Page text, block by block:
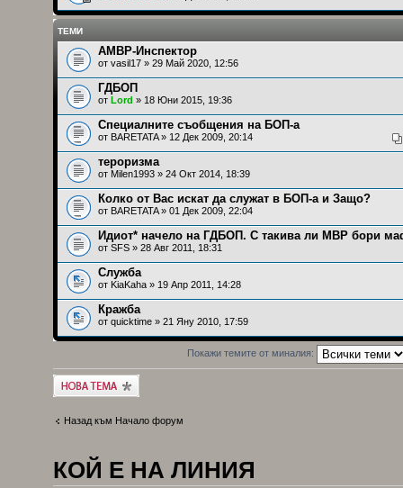
ТЕМИ
АМВР-Инспектор
от vasil17 » 29 Май 2020, 12:56
ГДБОП
от Lord » 18 Юни 2015, 19:36
Специалните съобщения на БОП-а
от BARETATA» 12 Дек 2009, 20:14
тероризма
от Milen1993 » 24 Окт 2014, 18:39
Колко от Вас искат да служат в БОП-а и Защо?
от BARETATA» 01 Дек 2009, 22:04
Идиот* начело на ГДБОП. С такива ли МВР бори
от SFS » 28 Авг 2011, 18:31
Служба
от KiaKaha » 19 Апр 2011, 14:28
Кражба
от quicktime » 21 Яну 2010, 17:59
Покажи темите от миналия:
Публикувай нова
тема
Назад към Начало форум
КОЙ Е НА ЛИНИЯ